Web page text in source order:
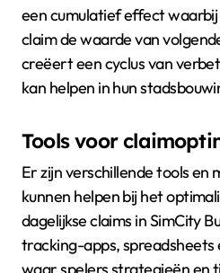
een cumulatief effect
claim de waarde van
creëert een cyclus van
kan helpen in hun
Tools voor
Er zijn verschillende tools en
kunnen helpen bij het
dagelijkse claims in SimCity
tracking-apps,